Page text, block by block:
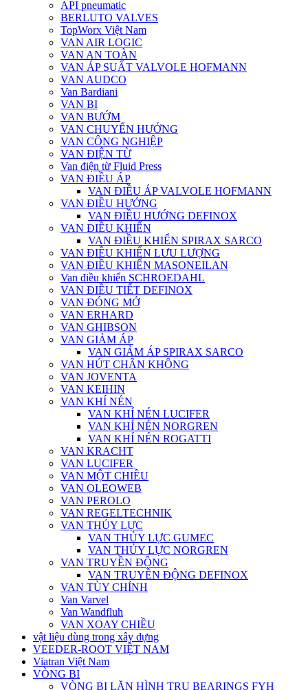
API pneumatic
BERLUTO VALVES
TopWorx Việt Nam
VAN AIR LOGIC
VAN AN TOÀN
VAN ÁP SUẤT VALVOLE HOFMANN
VAN AUDCO
Van Bardiani
VAN BI
VAN BƯỚM
VAN CHUYỂN HƯỚNG
VAN CÔNG NGHIỆP
VAN ĐIỆN TỪ
Van điện từ Fluid Press
VAN ĐIỀU ÁP
VAN ĐIỀU ÁP VALVOLE HOFMANN
VAN ĐIỀU HƯỚNG
VAN ĐIỀU HƯỚNG DEFINOX
VAN ĐIỀU KHIỂN
VAN ĐIỀU KHIỂN SPIRAX SARCO
VAN ĐIỀU KHIỂN LƯU LƯỢNG
VAN ĐIỀU KHIỂN MASONEILAN
Van điều khiển SCHROEDAHL
VAN ĐIỀU TIẾT DEFINOX
VAN ĐÓNG MỞ
VAN ERHARD
VAN GHIBSON
VAN GIẢM ÁP
VAN GIẢM ÁP SPIRAX SARCO
VAN HÚT CHÂN KHÔNG
VAN JOVENTA
VAN KEIHIN
VAN KHÍ NÉN
VAN KHÍ NÉN LUCIFER
VAN KHÍ NÉN NORGREN
VAN KHÍ NÉN ROGATTI
VAN KRACHT
VAN LUCIFER
VAN MỘT CHIỀU
VAN OLEOWEB
VAN PEROLO
VAN REGELTECHNIK
VAN THỦY LỰC
VAN THỦY LỰC GUMEC
VAN THỦY LỰC NORGREN
VAN TRUYỀN ĐỘNG
VAN TRUYỀN ĐỘNG DEFINOX
VAN TÙY CHỈNH
Van Varvel
Van Wandfluh
VAN XOAY CHIỀU
vật liệu dùng trong xây dựng
VEEDER-ROOT VIỆT NAM
Viatran Việt Nam
VÒNG BI
VÒNG BI LĂN HÌNH TRỤ BEARINGS FYH